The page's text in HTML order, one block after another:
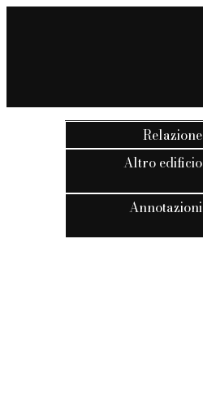
Relazione
Altro edificio
Annotazioni